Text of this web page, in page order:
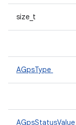
size_t
AGpsType
AGpsStatusValue